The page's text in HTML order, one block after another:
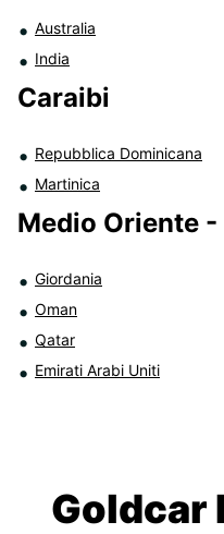
Australia
India
Caraibi
Repubblica Dominicana
Martinica
Medio Oriente
Giordania
Oman
Qatar
Emirati Arabi Uniti
Goldcar